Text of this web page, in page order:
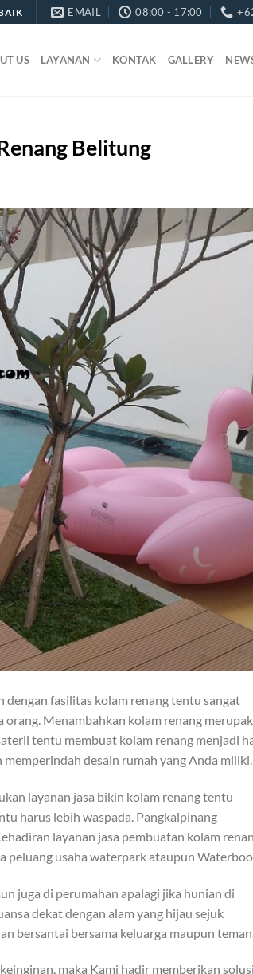
EMAIL 08:00 - 17:00
US LAYANAN KONTAK GALLERY
Belitung
fasilitas kolam renang tentu sangat
orang. Menambahkan kolam renang
tentu membuat kolam renang menjadi
desain rumah yang Anda miliki.
layanan jasa bikin kolam renang tentu
harus lebih waspada. Pangkalpinang
layanan jasa pembuatan kolam
peluang usaha waterpark ataupun
juga di perumahan apalagi jika hunian di
dekat dengan alam yang hijau sejuk
bersantai bersama keluarga maupun teman.
maka Kami hadir memberikan solusi